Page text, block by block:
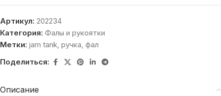
Артикул: 202234
Категория: Фалы и рукоятки
Метки: jam tank ручка фал
Поделиться:
Описание